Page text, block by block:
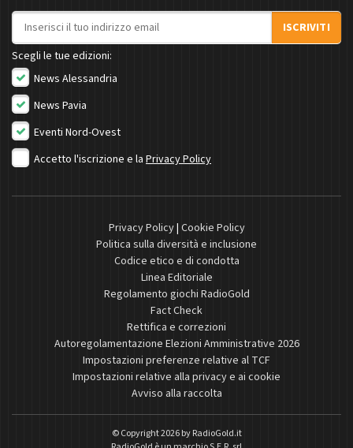
Indirizzo email
ISCRIVITI
Scegli le tue edizioni:
News Alessandria
News Pavia
Eventi Nord-Ovest
Accetto l'iscrizione e la Privacy Policy
Privacy Policy| Cookie Policy
Politica sulla diversità e inclusione
Codice etico e di condotta
Linea Editoriale
Regolamento giochi RadioGold
Fact Check
Rettifica e correzioni
Autoregolamentazione Elezioni Amministrative 2026
Impostazioni preferenze relative al TCF
Impostazioni relative alla privacy e ai cookie
Avviso alla raccolta
© Copyright 2026 byRadioGold.it